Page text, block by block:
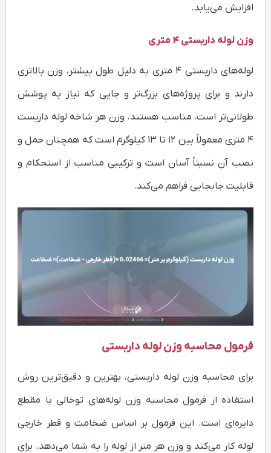
افزایش می‌یابد.
وزن لوله داربستی 4 متری
لوله‌های داربستی ۴ متری به دلیل طول بیشتر، وزن بالاتری
دارند و برای پروژه‌های بزرگ‌تر و جایی که نیاز به پوشش
طولانی‌تر است، مناسب هستند. وزن هر شاخه لوله داربست
۴ متری معمولاً بین ۱۲ تا ۱۳ کیلوگرم است که همچنان حمل و
نصب آن نسبتاً آسان است و ترکیبی مناسب از استحکام و
قابلیت جابجایی فراهم می‌کند.
فرمول محاسبه وزن لوله داربستی
برای محاسبه وزن لوله داربستی، بهترین و دقیق‌ترین روش
استفاده از فرمول محاسبه وزن لوله‌های توخالی با مقطع
دایره‌ای است. این فرمول بر اساس ضخامت و قطر خارجی
لوله کار می‌کند و وزن هر متر از لوله را به شما می‌دهد. برای